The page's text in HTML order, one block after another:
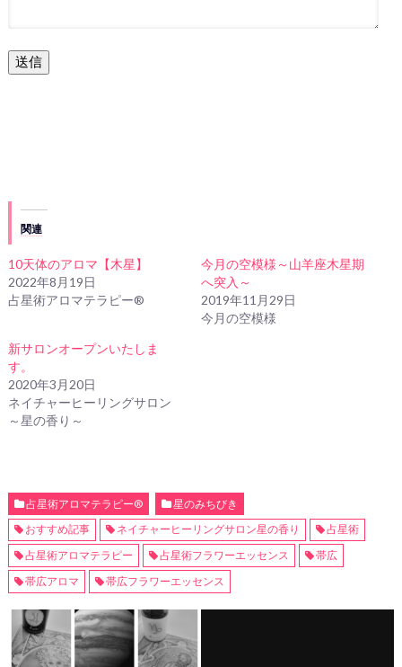
送信
関連
10天体のアロマ【木星】
2022年8月19日
占星術アロマテラピー®
今月の空模様～山羊座木星期
へ突入～
2019年11月29日
今月の空模様
新サロンオープンいたしま
す。
2020年3月20日
ネイチャーヒーリングサロン
～星の香り～
占星術アロマテラピー®
星のみちびき
おすすめ記事
ネイチャーヒーリングサロン星の香り
占星術
占星術アロマテラピー
占星術フラワーエッセンス
帯広
帯広アロマ
帯広フラワーエッセンス